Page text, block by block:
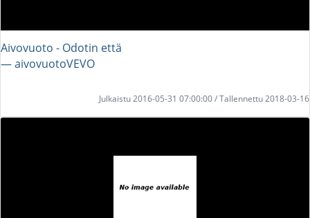
Aivovuoto - Odotin että
― aivovuotoVEVO
Julkaistu 2016-05-31 07:00:00 / Tallennettu 2018-03-16